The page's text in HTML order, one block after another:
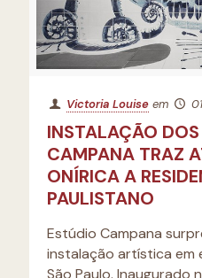
Victoria Louise em
INSTALAÇÃO
CAMPANA TRAZ
ONÍRICA A
PAULISTANO
Estúdio Campana
instalação artística em
São Paulo. Inaugurado